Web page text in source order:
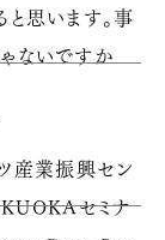
と思います。事
ないですか
産業振興セン
セミナ